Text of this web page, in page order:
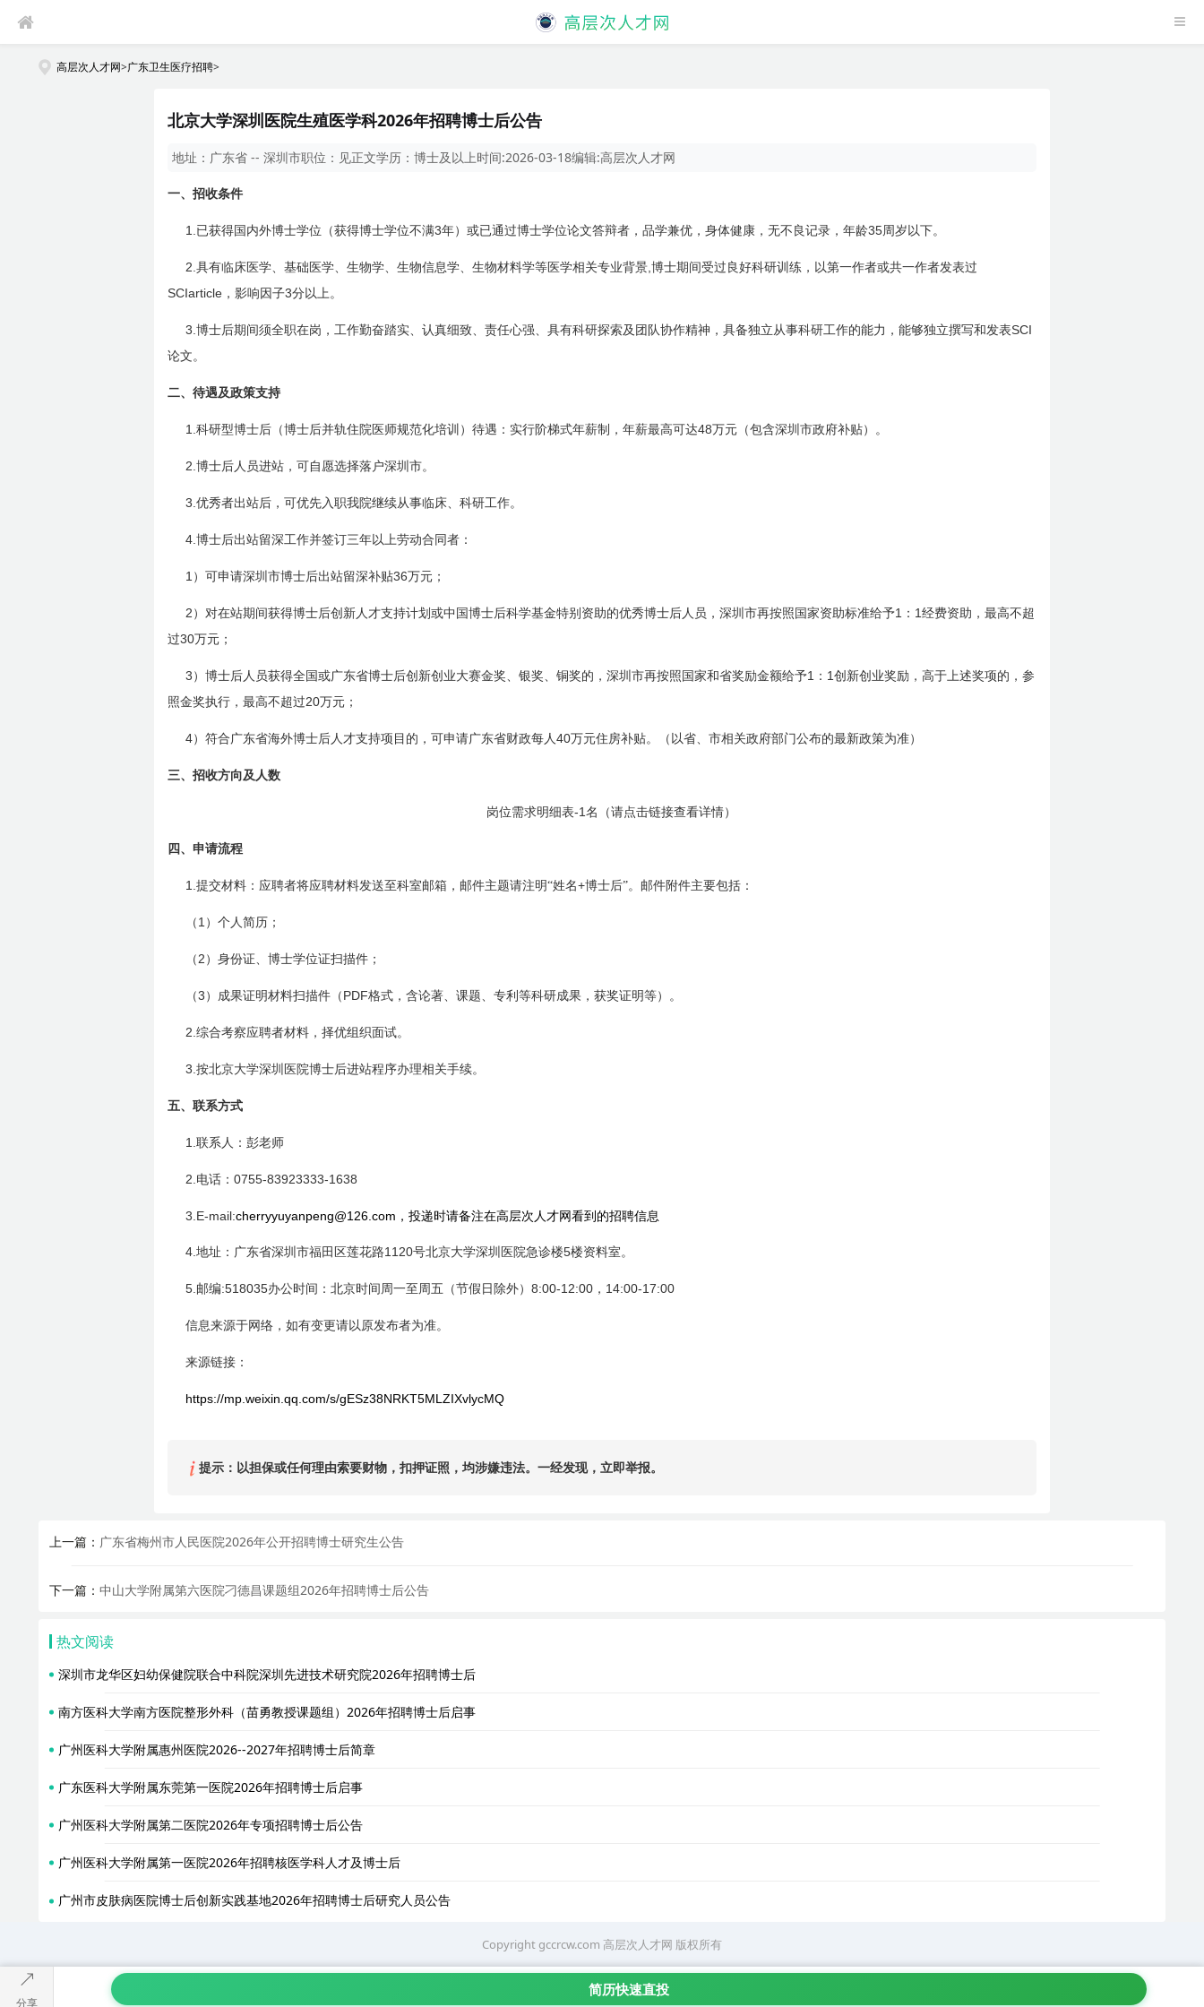
高层次人才网>广东卫生医疗招聘>
北京大学深圳医院生殖医学科2026年招聘博士后公告
地址： 广东省 -- 深圳市职位： 见正文学历： 博士及以上时间:2026-03-18编辑:高层次人才网
一、 招收条件
1. 已获得国内外博士学位（获得博士学位不满3年）或已通过博士学位论文答辩者，品学兼优，身体健康，无不良记录，年龄35周岁以下。
2. 具有临床医学、基础医学、生物学、生物信息学、生物材料学等医学相关专业背景 博士期间受过良好科研训练，以第一作者或共一作者发表过
SCIarticle ，影响因子3分以上。
3. 博士后期间须全职在岗，工作勤奋踏实、认真细致、责任心强、具有科研探索及团队协作精神，具备独立从事科研工作的能力，能够独立撰写和发表SCI
论文。
二、 待遇及政策支持
1. 科研型博士后（博士后并轨住院医师规范化培训）待遇：实行阶梯式年薪制，年薪最高可达48万元（包含深圳市政府补贴）。
2. 博士后人员进站，可自愿选择落户深圳市。
3. 优秀者出站后，可优先入职我院继续从事临床、科研工作。
4. 博士后出站留深工作并签订三年以上劳动合同者：
1 ）可申请深圳市博士后出站留深补贴36万元；
2 ）对在站期间获得博士后创新人才支持计划或中国博士后科学基金特别资助的优秀博士后人员，深圳市再按照国家资助标准给予1 ： 1 经费资助，最高不超
过30万元；
3 ）博士后人员获得全国或广东省博士后创新创业大赛金奖、银奖、铜奖的，深圳市再按照国家和省奖励金额给予1 ： 1 创新创业奖励，高于上述奖项的，参
照金奖执行，最高不超过20万元；
4）符合广东省海外博士后人才支持项目的，可申请广东省财政每人 40万元住房补贴。（以省、市相关政府部门公布的最新政策为准）
三、 招收方向及人数
岗位需求明细表-1 名 （请点击链接查看详情）
四、 申请流程
1. 提交材料：应聘者将应聘材料发送至科室邮箱，邮件主题请注明“姓名+博士后”。邮件附件主要包括：
（ 1 ）个人简历；
（ 2 ）身份证、博士学位证扫描件；
（3 ）成果证明材料扫描件（ PDF格式，含论著、课题、专利等科研成果，获奖证明等）。
2. 综合考察应聘者材料，择优组织面试。
3. 按北京大学深圳医院博士后进站程序办理相关手续。
五、 联系方式
1. 联系人：彭老师
2. 电话： 0755-83923333-1638
3.E-mail:cherryyuyanpeng@126.com，投递时请备注在高层次人才网看到的招聘信息
4. 地址：广东省深圳市福田区莲花路1120号北京大学深圳医院急诊楼5楼资料室。
5. 邮编:518035办公时间：北京时间周一至周五（节假日除外） 8:00-12:00 ， 14:00-17:00
信息来源于网络，如有变更请以原发布者为准。
来源链接：
https://mp.weixin.qq.com/s/gESz38NRKT5MLZIXvlycMQ
提示：以担保或任何理由索要财物，扣押证照，均涉嫌违法。一经发现，立即举报。
上一篇： 广东省梅州市人民医院2026年公开招聘博士研究生公告
下一篇：中山大学附属第六医院刁德昌课题组2026年招聘博士后公告
热文阅读
深圳市龙华区妇幼保健院联合中科院深圳先进技术研究院2026年招聘博士后
南方医科大学南方医院整形外科（苗勇教授课题组）2026年招聘博士后启事
广州医科大学附属惠州医院2026--2027年招聘博士后简章
广东医科大学附属东莞第一医院2026年招聘博士后启事
广州医科大学附属第二医院2026年专项招聘博士后公告
广州医科大学附属第一医院2026年招聘核医学科人才及博士后
广州市皮肤病医院博士后创新实践基地2026年招聘博士后研究人员公告
分享
简历快速直投
Copyright gccrcw.com 高层次人才网 版权所有